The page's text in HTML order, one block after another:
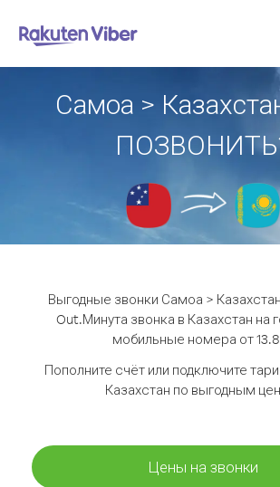
Самоа >
Выгодные звонки Самоа >
Out.Минута звонка в Казахстан на
мобильные номера от
Пополните счёт или подключите
Казахстан по выгодным
Цены на звонки